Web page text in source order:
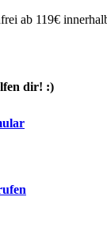
ab 119€
dir! :)